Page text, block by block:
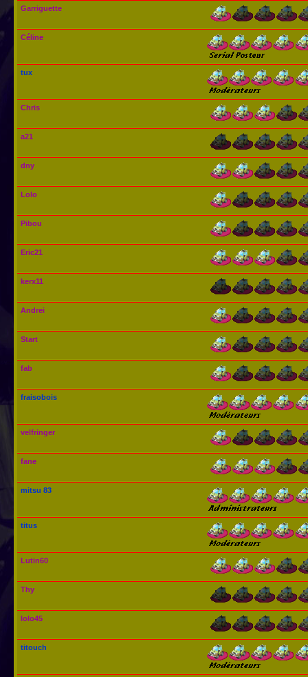
Garriguette
Céline
tux
Chris
a21
dny
Lolo
Pibou
Eric21
kerx11
Andrei
Start
fab
fraisobois
velfringer
fane
mitsu 83
titus
Lutin60
Thy
lolo45
titouch